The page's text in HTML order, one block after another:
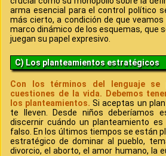
arma esencial para el control político
más cierto, a condición de que
marco dinámico de los esquemas, que
juegan su papel expresivo.
C) Los planteamientos estratégicos
Con los términos del lenguaje se
cuestiones de la vida. Debemos
los planteamientos.Si aceptas un
te lleven. Desde niños deberíamos
discernir cuándo un planteamiento
falso. En los últimos tiempos se están
estratégico de dominar al pueblo,
divorcio, el aborto, el amor humano, la